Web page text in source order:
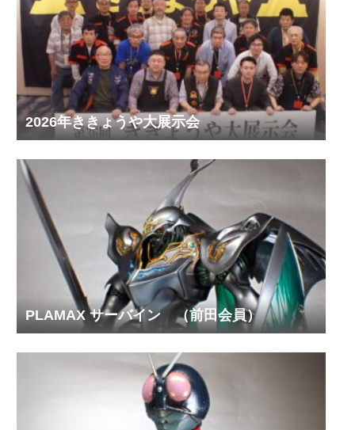
2026年ききょうや大展示会
PLAMAX サーバイン （前田会員）